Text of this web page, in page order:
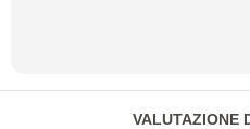
VALUTAZIONE